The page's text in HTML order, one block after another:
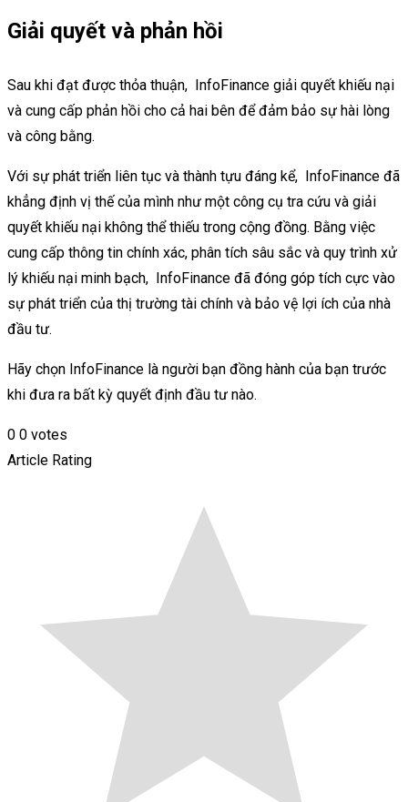
Giải quyết và phản hồi
Sau khi đạt được thỏa thuận, InfoFinance giải quyết khiếu nại
và cung cấp phản hồi cho cả hai bên để đảm bảo sự hài lòng
và công bằng.
Với sự phát triển liên tục và thành tựu đáng kể, InfoFinance đã
khẳng định vị thế của mình như một công cụ tra cứu và giải
quyết khiếu nại không thể thiếu trong cộng đồng. Bằng việc
cung cấp thông tin chính xác, phân tích sâu sắc và quy trình xử
lý khiếu nại minh bạch, InfoFinance đã đóng góp tích cực vào
sự phát triển của thị trường tài chính và bảo vệ lợi ích của nhà
đầu tư.
Hãy chọn InfoFinance là người bạn đồng hành của bạn trước
khi đưa ra bất kỳ quyết định đầu tư nào.
0 0 votes
Article Rating